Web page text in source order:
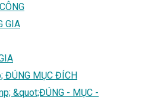
GIA
ĐÚNG MỤC ĐÍCH
&quot;ĐÚNG - MỤC -